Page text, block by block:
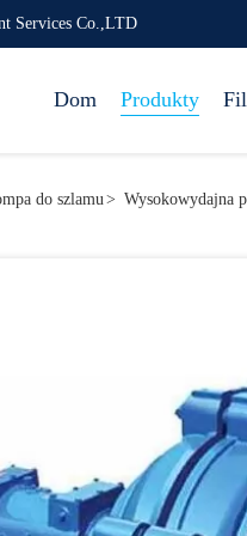
Services Co.,LTD
Dom Produkty
do szlamu> Wysokowydajna